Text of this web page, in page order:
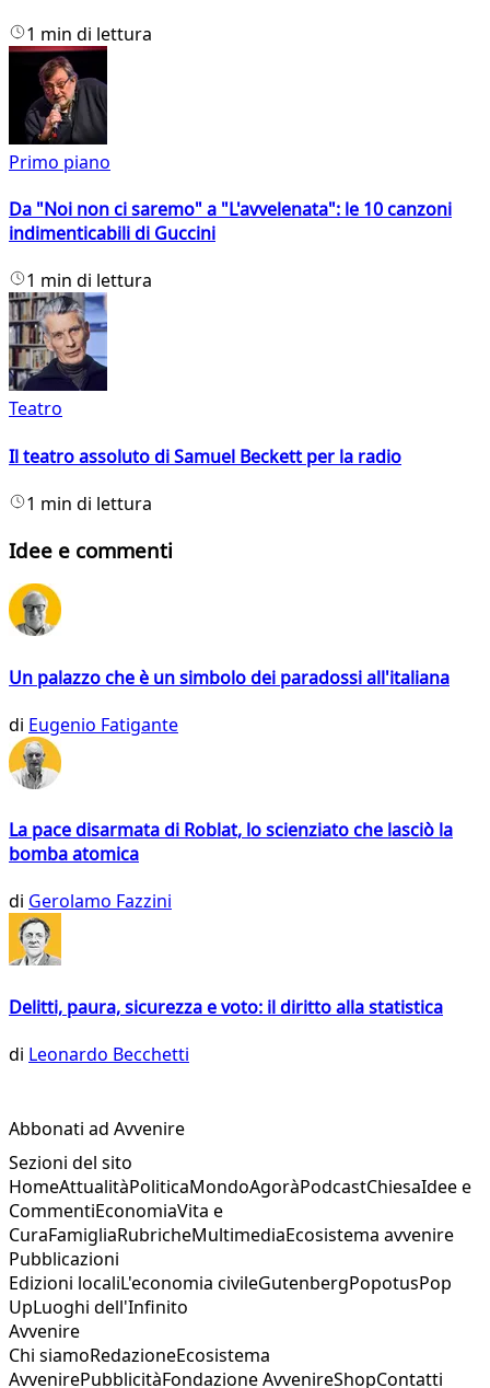
1 min di lettura
Primo piano
Da "Noi non ci saremo" a "L'avvelenata": le 10 canzoni
indimenticabili di Guccini
1 min di lettura
Teatro
Il teatro assoluto di Samuel Beckett per la radio
1 min di lettura
Idee e commenti
Un palazzo che è un simbolo dei paradossi all'italiana
di Eugenio Fatigante
La pace disarmata di Roblat, lo scienziato che lasciò la
bomba atomica
di Gerolamo Fazzini
Delitti, paura, sicurezza e voto: il diritto alla statistica
di Leonardo Becchetti
Abbonati ad Avvenire
Sezioni del sito
HomeAttualitàPoliticaMondoAgoràPodcastChiesaIdee e
CommentiEconomiaVita e
CuraFamigliaRubricheMultimediaEcosistema avvenire
Pubblicazioni
Edizioni localiL'economia civileGutenbergPopotusPop
UpLuoghi dell'Infinito
Avvenire
Chi siamoRedazioneEcosistema
AvvenirePubblicitàFondazione AvvenireShopContatti